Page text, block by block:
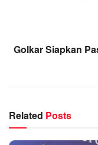
Golkar Siapkan
Related Posts